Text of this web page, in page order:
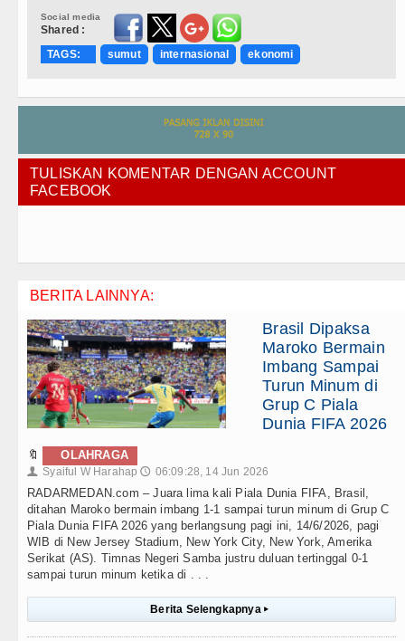
Social media
Shared :
TAGS:
sumut internasional ekonomi
TULISKAN KOMENTAR DENGAN ACCOUNT
FACEBOOK
BERITA LAINNYA:
Brasil Dipaksa
Maroko Bermain
Imbang Sampai
Turun Minum di
Grup C Piala
Dunia FIFA 2026
🔖 OLAHRAGA
👤 Syaiful W Harahap 🕔 06:09:28, 14 Jun 2026
RADARMEDAN.com – Juara lima kali Piala Dunia FIFA, Brasil,
ditahan Maroko bermain imbang 1-1 sampai turun minum di Grup C
Piala Dunia FIFA 2026 yang berlangsung pagi ini, 14/6/2026, pagi
WIB di New Jersey Stadium, New York City, New York, Amerika
Serikat (AS). Timnas Negeri Samba justru duluan tertinggal 0-1
sampai turun minum ketika di . . .
Berita Selengkapnya ▸